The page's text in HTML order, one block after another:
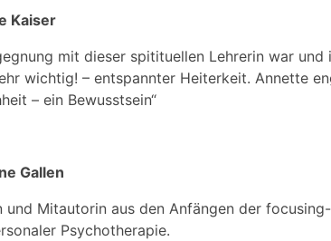
Kaiser
mit dieser spitituellen Lehrerin war
wichtig! – entspannter Heiterkeit. Annette
– ein Bewusstsein“
Gallen
und Mitautorin aus den Anfängen der
Psychotherapie.